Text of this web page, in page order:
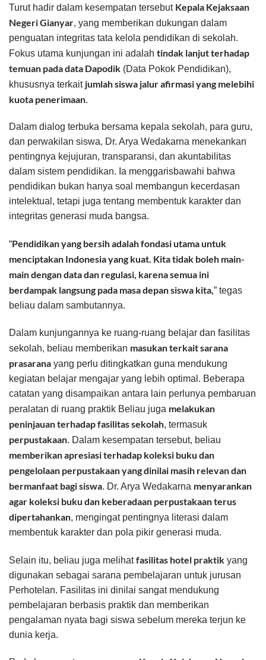
Turut hadir dalam kesempatan tersebut Kepala Kejaksaan
Negeri Gianyar, yang memberikan dukungan dalam
penguatan integritas tata kelola pendidikan di sekolah.
Fokus utama kunjungan ini adalah tindak lanjut terhadap
temuan pada data Dapodik (Data Pokok Pendidikan),
khususnya terkait jumlah siswa jalur afirmasi yang melebihi
kuota penerimaan.
Dalam dialog terbuka bersama kepala sekolah, para guru,
dan perwakilan siswa, Dr. Arya Wedakarna menekankan
pentingnya kejujuran, transparansi, dan akuntabilitas
dalam sistem pendidikan. Ia menggarisbawahi bahwa
pendidikan bukan hanya soal membangun kecerdasan
intelektual, tetapi juga tentang membentuk karakter dan
integritas generasi muda bangsa.
“Pendidikan yang bersih adalah fondasi utama untuk
menciptakan Indonesia yang kuat. Kita tidak boleh main-
main dengan data dan regulasi, karena semua ini
berdampak langsung pada masa depan siswa kita,” tegas
beliau dalam sambutannya.
Dalam kunjungannya ke ruang-ruang belajar dan fasilitas
sekolah, beliau memberikan masukan terkait sarana
prasarana yang perlu ditingkatkan guna mendukung
kegiatan belajar mengajar yang lebih optimal. Beberapa
catatan yang disampaikan antara lain perlunya pembaruan
peralatan di ruang praktik Beliau juga melakukan
peninjauan terhadap fasilitas sekolah, termasuk
perpustakaan. Dalam kesempatan tersebut, beliau
memberikan apresiasi terhadap koleksi buku dan
pengelolaan perpustakaan yang dinilai masih relevan dan
bermanfaat bagi siswa. Dr. Arya Wedakarna menyarankan
agar koleksi buku dan keberadaan perpustakaan terus
dipertahankan, mengingat pentingnya literasi dalam
membentuk karakter dan pola pikir generasi muda.
Selain itu, beliau juga melihatfasilitas hotel praktik yang
digunakan sebagai sarana pembelajaran untuk jurusan
Perhotelan. Fasilitas ini dinilai sangat mendukung
pembelajaran berbasis praktik dan memberikan
pengalaman nyata bagi siswa sebelum mereka terjun ke
dunia kerja.